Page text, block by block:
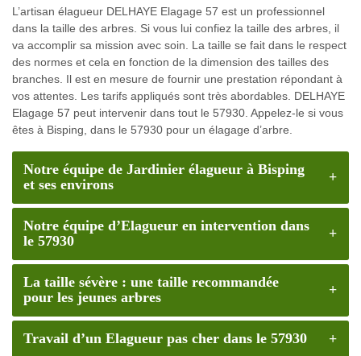
L’artisan élagueur DELHAYE Elagage 57 est un professionnel
dans la taille des arbres. Si vous lui confiez la taille des arbres, il
va accomplir sa mission avec soin. La taille se fait dans le respect
des normes et cela en fonction de la dimension des tailles des
branches. Il est en mesure de fournir une prestation répondant à
vos attentes. Les tarifs appliqués sont très abordables. DELHAYE
Elagage 57 peut intervenir dans tout le 57930. Appelez-le si vous
êtes à Bisping, dans le 57930 pour un élagage d’arbre.
Notre équipe de Jardinier élagueur à Bisping
et ses environs
Notre équipe d’Elagueur en intervention dans
le 57930
La taille sévère : une taille recommandée
pour les jeunes arbres
Travail d’un Elagueur pas cher dans le 57930